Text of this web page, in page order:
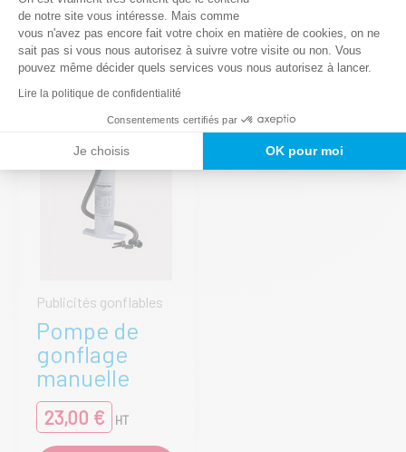
de notre site vous intéresse. Mais comme
vous n'avez pas encore fait votre choix en matière de cookies, on ne
sait pas si vous nous autorisez à suivre votre visite ou non. Vous
pouvez même décider quels services vous nous autorisez à lancer.
Lire la politique de confidentialité
Consentements certifiés par
Je choisis OK pour moi
Axeptio consent
AJOUTER AU
PANIER
PANIER
Publicités gonflables
Pompe de
gonflage
manuelle
23,00 € HT